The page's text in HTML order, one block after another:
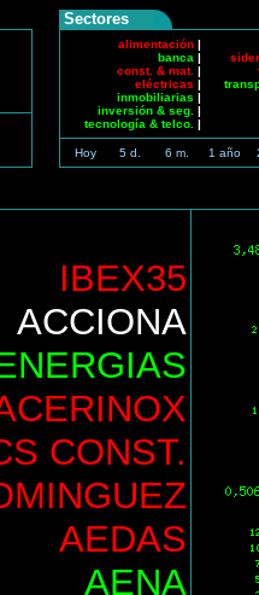
Sectores
alimentación |
banca |
const. & mat. |
eléctricas |
inmobiliarias |
inversión & seg. |
tecnología & telco. |
Hoy 5 d. 6 m. 1 año
IBEX35
ACCIONA
CONST.
AEDAS
AENA